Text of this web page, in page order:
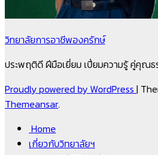
วิทยาลัยการอาชีพองครักษ์
ประพฤติดี ฝีมือเยี่ยม เปี่ยมความรู้ คู่คุณธ
Proudly powered by WordPress |
Themeansar.
Home
เกี่ยวกับวิทยาลัยฯ